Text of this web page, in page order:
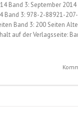
Band 3: September
Band 3: 978-2-88921-
Band 3: 200 Seiten
auf der Verlagsseite: